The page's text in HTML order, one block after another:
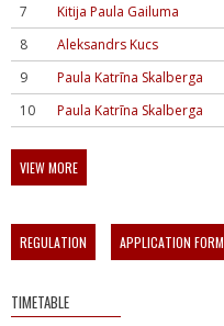
7
Kitija Paula Gailuma
8
Aleksandrs Kucs
9
Paula Katrīna Skalberga
10
Paula Katrīna Skalberga
VIEW MORE
REGULATION APPLICATION FORM
TIMETABLE